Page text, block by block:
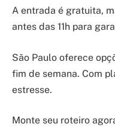
A entrada é gratuita,
antes das 11h para
São Paulo oferece
fim de semana. Com
estresse.
Monte seu roteiro